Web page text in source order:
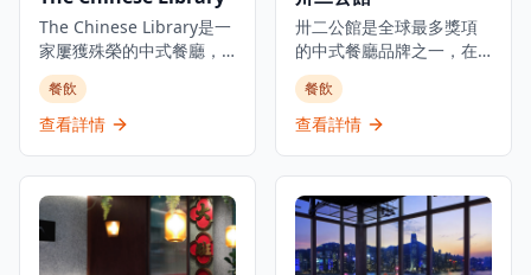
餐廳的點心製作精細，選
用上等食材，每一道點心
都展現了粵式點心的精緻
工藝。婚禮菜單經過精心
設計，適合各種慶祝場
合，從小型家庭聚會到大
鮑魚套餐，選用頂級食
材，呈現粵菜的精華。此
外，餐廳引進的鹿兒島和
The Chinese Library是一
家屢獲殊榮的中式餐廳，
位於香港中環大館歷史悠
久的前警察總部頂層。餐
廳在殖民地優雅環境中提
川菜到上海菜。以現代點
心和傳統中式料理聞名，
餐廳提供早午餐、午餐和
晚餐，設有高級用餐室和
餐飲
查看詳情
卅二公館是全球最多獎項
的中式餐廳品牌之一，在
香港提供世界級的中式料
理和雞尾酒。餐廳以紐約
市莫特街32號命名——這
——代表了對傳統中式用
餐的現代詮釋。自2014年
在香港開業以來，這個創
新概念以其當代中式料理
餐飲
查看詳情